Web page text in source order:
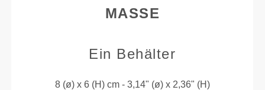
MASSE
Ein Behälter
8 (ø) x 6 (H) cm - 3,14" (ø) x 2,36" (H)